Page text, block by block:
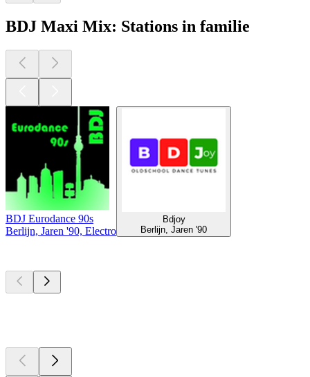
BDJ Maxi Mix: Stations in familie
BDJ Eurodance 90s
Berlijn, Jaren '90, Electro
Bdjoy
Berlijn, Jaren '90